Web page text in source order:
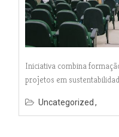
Iniciativa combina
projetos em
Uncategorized